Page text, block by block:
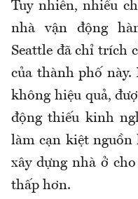
Tuy nhiên, nhiều
nhà vận động
Seattle đã chỉ trích
của thành phố này.
không hiệu quả,
động thiếu kinh
làm cạn kiệt nguồn
xây dựng nhà ở
thấp hơn.